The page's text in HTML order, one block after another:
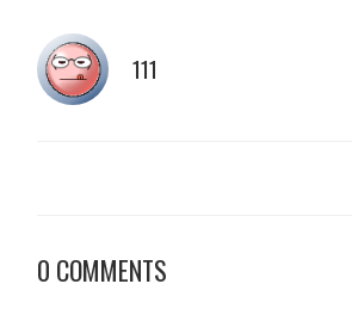
111
0 COMMENTS